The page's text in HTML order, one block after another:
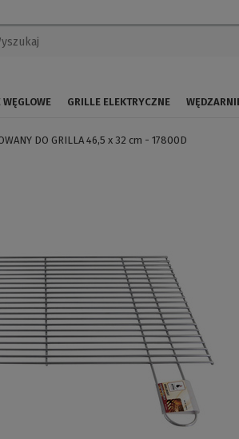
WĘGLOWE GRILLE ELEKTRYCZNE
DO GRILLA 46,5 x 32 cm - 17800D